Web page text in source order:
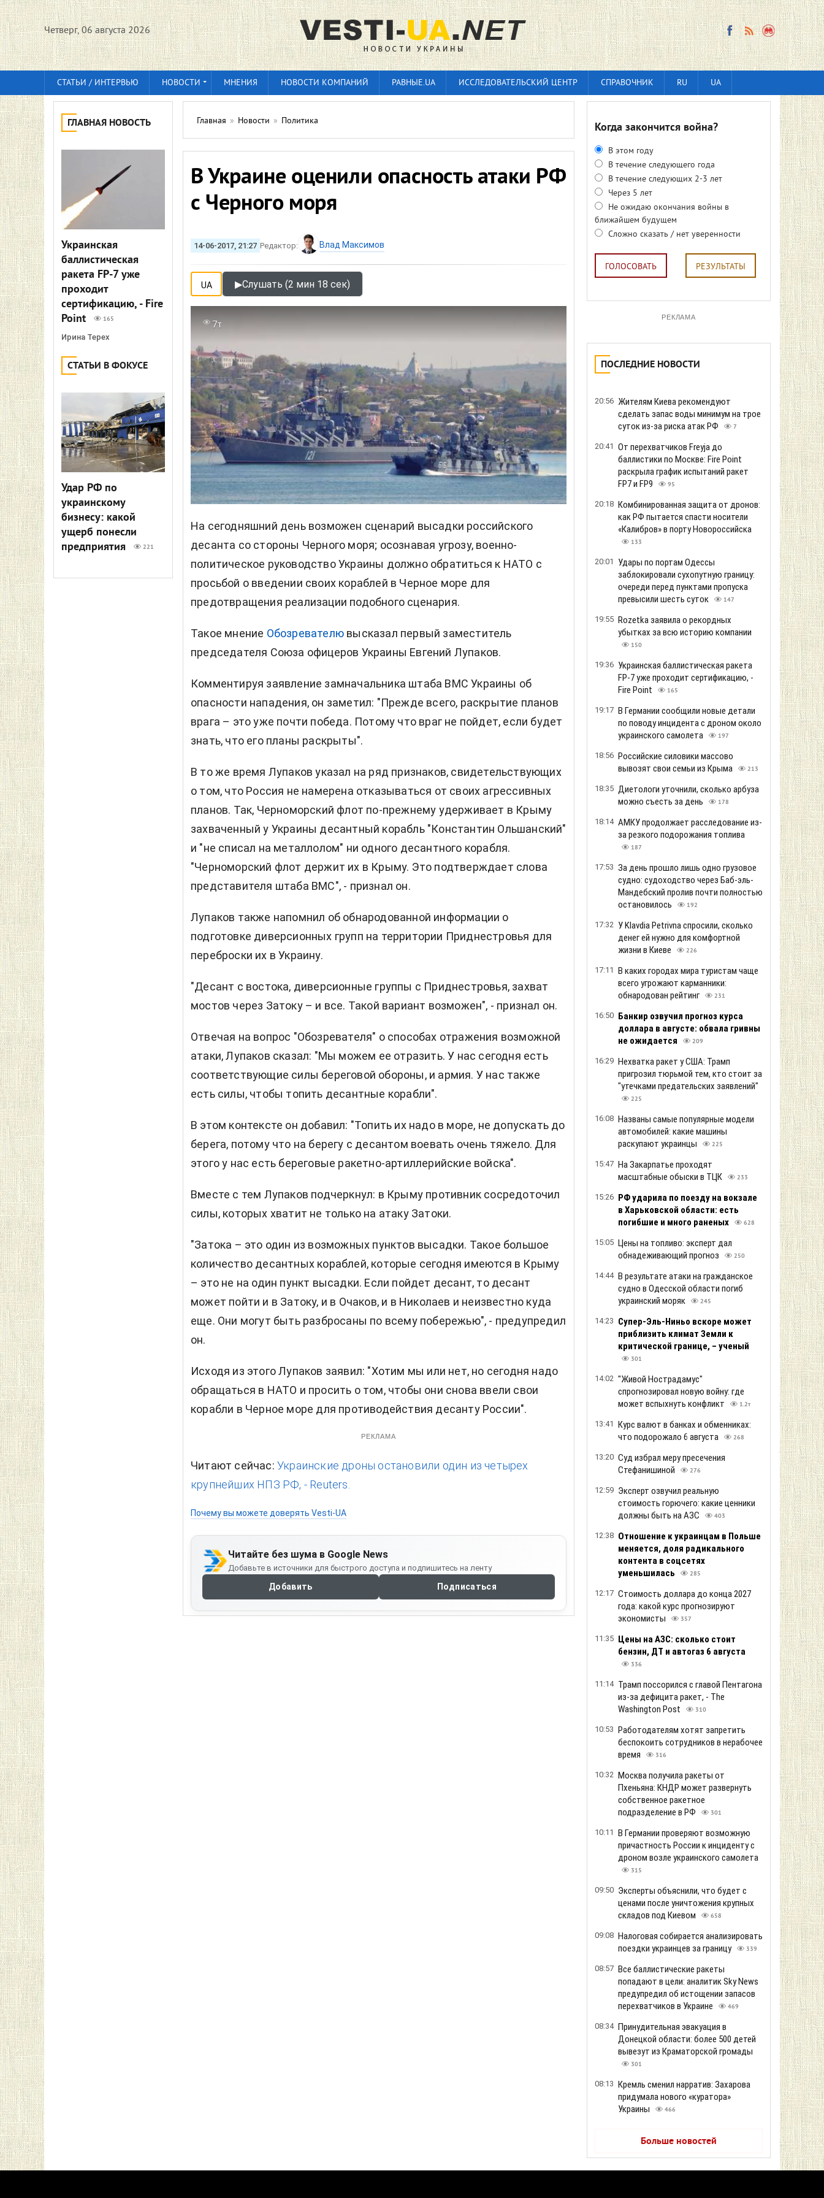
Четверг, 06 августа 2026
СТАТЬИ / ИНТЕРВЬЮ НОВОСТИ МНЕНИЯ НОВОСТИ КОМПАНИЙ РАВНЫЕ.UA ИССЛЕДОВАТЕЛЬСКИЙ ЦЕНТР СПРАВОЧНИК RU UA
ГЛАВНАЯ НОВОСТЬ
Украинская
баллистическая
ракета FP-7 уже
проходит
сертификацию, - Fire
Point
165
Ирина Терех
СТАТЬИ В ФОКУСЕ
Удар РФ по
украинскому
бизнесу: какой
ущерб понесли
предприятия
221
Главная » Новости » Политика
В Украине оценили опасность атаки РФ
с Черного моря
14-06-2017, 21:27 Редактор: Влад Максимов
UA ▶Слушать (2 мин 18 сек)
7т
На сегодняшний день возможен сценарий высадки российского
десанта со стороны Черного моря; осознавая угрозу, военно-
политическое руководство Украины должно обратиться к НАТО с
просьбой о введении своих кораблей в Черное море для
предотвращения реализации подобного сценария.
Такое мнение Обозревателю высказал первый заместитель
председателя Союза офицеров Украины Евгений Лупаков.
Комментируя заявление замначальника штаба ВМС Украины об
опасности нападения, он заметил: "Прежде всего, раскрытие планов
врага – это уже почти победа. Потому что враг не пойдет, если будет
знать, что его планы раскрыты".
В то же время Лупаков указал на ряд признаков, свидетельствующих
о том, что Россия не намерена отказываться от своих агрессивных
планов. Так, Черноморский флот по-прежнему удерживает в Крыму
захваченный у Украины десантный корабль "Константин Ольшанский"
и "не списал на металлолом" ни одного десантного корабля.
"Черноморский флот держит их в Крыму. Это подтверждает слова
представителя штаба ВМС", - признал он.
Лупаков также напомнил об обнародованной информации о
подготовке диверсионных групп на территории Приднестровья для
переброски их в Украину.
"Десант с востока, диверсионные группы с Приднестровья, захват
мостов через Затоку – и все. Такой вариант возможен", - признал он.
Отвечая на вопрос "Обозревателя" о способах отражения возможной
атаки, Лупаков сказал: "Мы можем ее отразить. У нас сегодня есть
соответствующие силы береговой обороны, и армия. У нас также
есть силы, чтобы топить десантные корабли".
В этом контексте он добавил: "Топить их надо в море, не допускать до
берега, потому что на берегу с десантом воевать очень тяжело. Для
этого у нас есть береговые ракетно-артиллерийские войска".
Вместе с тем Лупаков подчеркнул: в Крыму противник сосредоточил
силы, которых хватит не только на атаку Затоки.
"Затока – это один из возможных пунктов высадки. Такое большое
количество десантных кораблей, которые сегодня имеются в Крыму
– это не на один пункт высадки. Если пойдет десант, то десант
может пойти и в Затоку, и в Очаков, и в Николаев и неизвестно куда
еще. Они могут быть разбросаны по всему побережью", - предупредил
он.
Исходя из этого Лупаков заявил: "Хотим мы или нет, но сегодня надо
обращаться в НАТО и просить о том, чтобы они снова ввели свои
корабли в Черное море для противодействия десанту России".
РЕКЛАМА
Читают сейчас: Украинские дроны остановили один из четырех
крупнейших НПЗ РФ, - Reuters.
Почему вы можете доверять Vesti-UA
Читайте без шума в Google News
Добавьте в источники для быстрого доступа и подпишитесь на ленту
Добавить Подписаться
Когда закончится война?
В этом году
В течение следующего года
В течение следующих 2-3 лет
Через 5 лет
Не ожидаю окончания войны в
ближайшем будущем
Сложно сказать / нет уверенности
ГОЛОСОВАТЬ РЕЗУЛЬТАТЫ
РЕКЛАМА
ПОСЛЕДНИЕ НОВОСТИ
20:56 Жителям Киева рекомендуют
сделать запас воды минимум на трое
суток из-за риска атак РФ
7
20:41 От перехватчиков Freyja до
баллистики по Москве: Fire Point
раскрыла график испытаний ракет
FP7 и FP9
95
20:18 Комбинированная защита от дронов:
как РФ пытается спасти носители
«Калибров» в порту Новороссийска
133
20:01
Удары по портам Одессы
заблокировали сухопутную границу:
очереди перед пунктами пропуска
превысили шесть суток
147
19:55 Rozetka заявила о рекордных
убытках за всю историю компании
150
19:36 Украинская баллистическая ракета
FP-7 уже проходит сертификацию, -
Fire Point
165
19:17 В Германии сообщили новые детали
по поводу инцидента с дроном около
украинского самолета
197
18:56 Российские силовики массово
вывозят свои семьи из Крыма
213
18:35 Диетологи уточнили, сколько арбуза
можно съесть за день
178
18:14 АМКУ продолжает расследование из-
за резкого подорожания топлива
187
17:53 За день прошло лишь одно грузовое
судно: судоходство через Баб-эль-
Мандебский пролив почти полностью
остановилось
192
17:32 У Klavdia Petrivna спросили, сколько
денег ей нужно для комфортной
жизни в Киеве
226
17:11 В каких городах мира туристам чаще
всего угрожают карманники:
обнародован рейтинг
231
16:50 Банкир озвучил прогноз курса
доллара в августе: обвала гривны
не ожидается
209
16:29 Нехватка ракет у США: Трамп
пригрозил тюрьмой тем, кто стоит за
"утечками предательских заявлений"
225
16:08 Названы самые популярные модели
автомобилей: какие машины
раскупают украинцы
225
15:47 На Закарпатье проходят
масштабные обыски в ТЦК
233
15:26 РФ ударила по поезду на вокзале
в Харьковской области: есть
погибшие и много раненых
628
15:05 Цены на топливо: эксперт дал
обнадеживающий прогноз
250
14:44 В результате атаки на гражданское
судно в Одесской области погиб
украинский моряк
245
14:23 Супер-Эль-Ниньо вскоре может
приблизить климат Земли к
критической границе, – ученый
301
14:02 "Живой Нострадамус"
спрогнозировал новую войну: где
может вспыхнуть конфликт
1.2т
13:41 Курс валют в банках и обменниках:
что подорожало 6 августа
268
13:20 Суд избрал меру пресечения
Стефанишиной
276
12:59 Эксперт озвучил реальную
стоимость горючего: какие ценники
должны быть на АЗС
403
12:38 Отношение к украинцам в Польше
меняется, доля радикального
контента в соцсетях
уменьшилась
285
12:17 Стоимость доллара до конца 2027
года: какой курс прогнозируют
экономисты
357
11:35 Цены на АЗС: сколько стоит
бензин, ДТ и автогаз 6 августа
336
11:14 Трамп поссорился с главой Пентагона
из-за дефицита ракет, - The
Washington Post
310
10:53 Работодателям хотят запретить
беспокоить сотрудников в нерабочее
время
316
10:32 Москва получила ракеты от
Пхеньяна: КНДР может развернуть
собственное ракетное
подразделение в РФ
301
10:11 В Германии проверяют возможную
причастность России к инциденту с
дроном возле украинского самолета
315
09:50 Эксперты объяснили, что будет с
ценами после уничтожения крупных
складов под Киевом
658
09:08 Налоговая собирается анализировать
поездки украинцев за границу
339
08:57 Все баллистические ракеты
попадают в цели: аналитик Sky News
предупредил об истощении запасов
перехватчиков в Украине
469
08:34 Принудительная эвакуация в
Донецкой области: более 500 детей
вывезут из Краматорской громады
301
08:13 Кремль сменил нарратив: Захарова
придумала нового «куратора»
Украины
466
Больше новостей